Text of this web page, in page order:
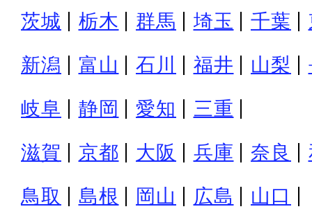
茨城 栃木 群馬 埼玉 千葉
新潟 富山 石川 福井 山梨
岐阜 静岡 愛知 三重
滋賀 京都 大阪 兵庫 奈良
鳥取 島根 岡山 広島 山口